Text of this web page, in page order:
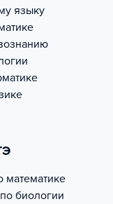
языку
математике
биологии